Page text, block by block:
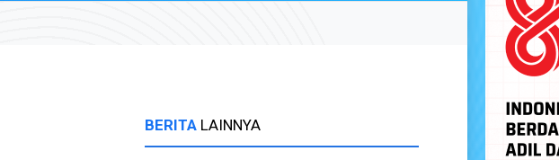
BERITA LAINNYA